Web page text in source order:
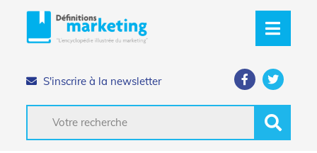
S'inscrire à la newsletter